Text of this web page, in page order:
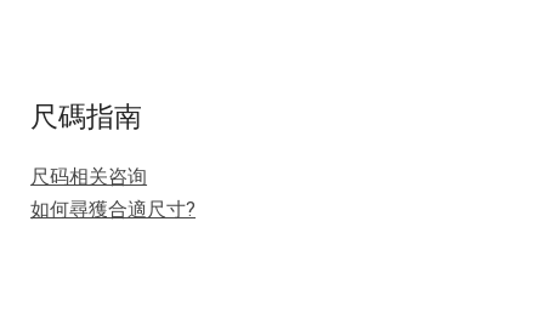
尺碼指南
尺码相关咨询
如何尋獲合適尺寸?